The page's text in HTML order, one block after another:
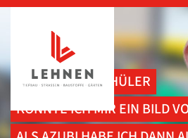
„SCHON ALS SCHÜLER
KONNTE ICH MIR EIN BILD